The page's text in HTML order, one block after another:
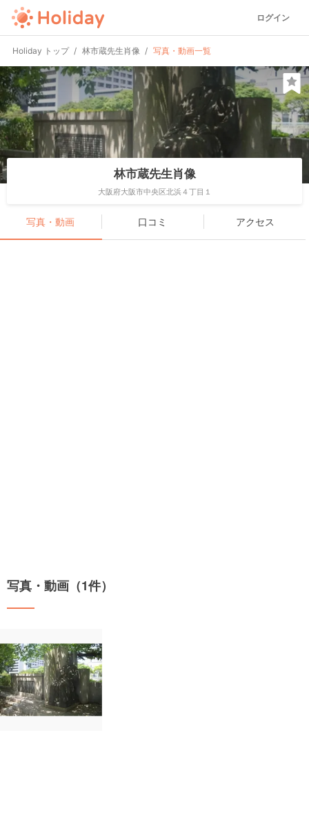
ログイン
Holiday トップ 林市蔵先生肖像 写真・動画一覧
林市蔵先生肖像
大阪府大阪市中央区北浜４丁目１
写真・動画 口コミ アクセス
写真・動画（1件）